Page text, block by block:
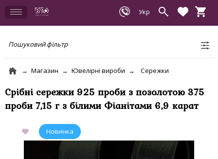
Пошуковий фільтр
Магазин Ювелірні вироби Сережки
Срібні сережки 925 проби з позолотою 375
проби 7,15 г з білими Фіанітами 6,9 карат